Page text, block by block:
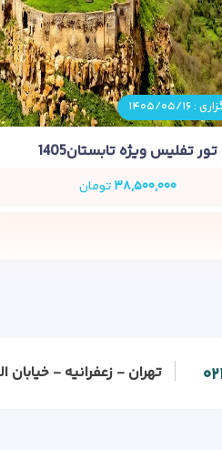
۱۴۰۵/۰۵/۱۶
تور تفلیس ویژه تابستان1405
۳۸,۵۰۰,۰۰۰تومان
تهران - زعفرانیه - خیابان الف -